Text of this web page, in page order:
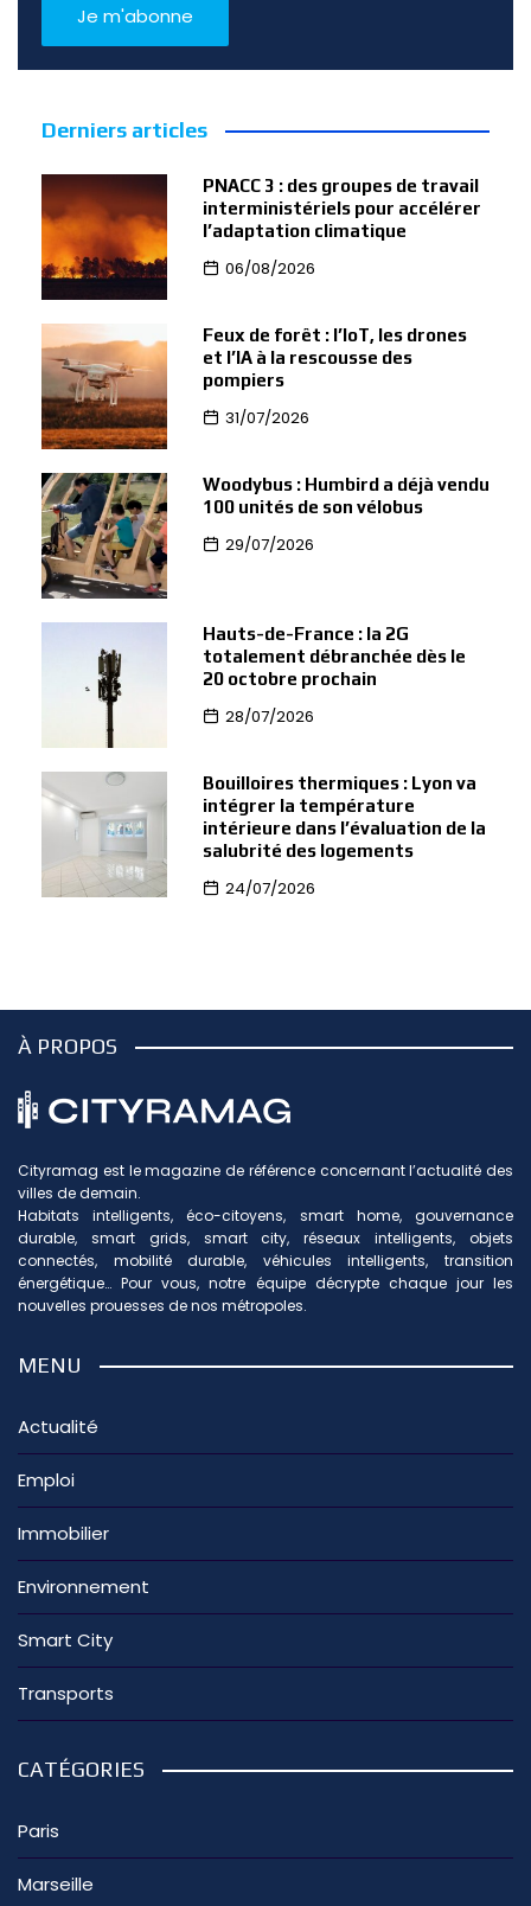
Derniers articles
PNACC 3 : des groupes de travail
interministériels pour accélérer
l’adaptation climatique
06/08/2026
Feux de forêt : l’IoT, les drones
et l’IA à la rescousse des
pompiers
31/07/2026
Woodybus : Humbird a déjà vendu
100 unités de son vélobus
29/07/2026
Hauts-de-France : la 2G
totalement débranchée dès le
20 octobre prochain
28/07/2026
Bouilloires thermiques : Lyon va
intégrer la température
intérieure dans l’évaluation de la
salubrité des logements
24/07/2026
À PROPOS
Cityramag est le magazine de référence concernant l’actualité des
villes de demain.
Habitats intelligents, éco-citoyens, smart home, gouvernance
durable, smart grids, smart city, réseaux intelligents, objets
connectés, mobilité durable, véhicules intelligents, transition
énergétique… Pour vous, notre équipe décrypte chaque jour les
nouvelles prouesses de nos métropoles.
MENU
Actualité
Emploi
Immobilier
Environnement
Smart City
Transports
CATÉGORIES
Paris
Marseille